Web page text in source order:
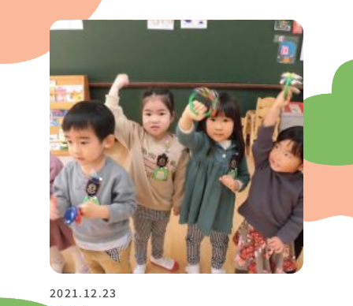
2021.12.23